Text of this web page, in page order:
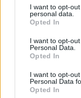
I want to opt-
personal data.
Opted In
I want to opt-
Personal Data.
Opted In
I want to opt-
Personal Data
Opted In